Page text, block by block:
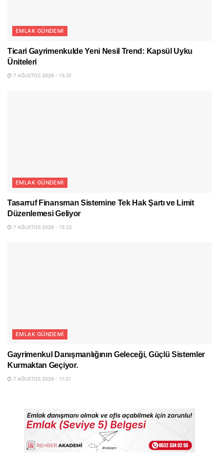
EMLAK GÜNDEMI
Ticari Gayrimenkulde Yeni Nesil Trend: Kapsül Uyku
Üniteleri
7 AĞUSTOS 2026 - 15:31
EMLAK GÜNDEMI
Tasarruf Finansman Sistemine Tek Hak Şartı ve Limit
Düzenlemesi Geliyor
7 AĞUSTOS 2026 - 15:22
EMLAK GÜNDEMI
Gayrimenkul Danışmanlığının Geleceği, Güçlü Sistemler
Kurmaktan Geçiyor.
7 AĞUSTOS 2026 - 11:21